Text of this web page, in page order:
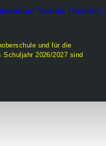
und für die
2026/2027 sind